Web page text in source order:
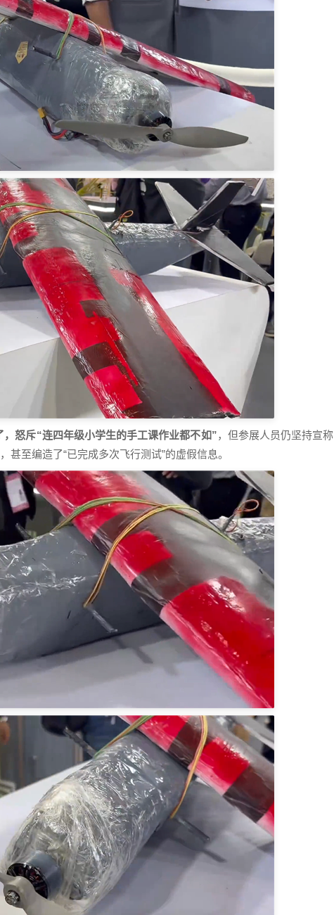
怒斥“连四年级小学生的手工课作业都不如”，但参展人员仍坚持宣称
甚至编造了“已完成多次飞行测试”的虚假信息。